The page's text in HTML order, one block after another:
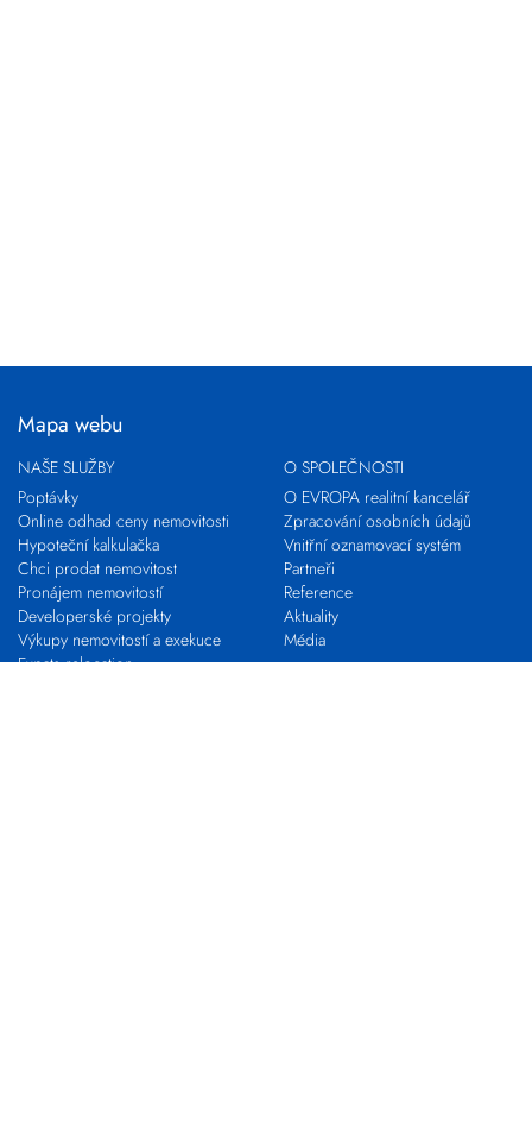
Mapa webu
NAŠE SLUŽBY
Poptávky
Online odhad ceny nemovitosti
Hypoteční kalkulačka
Chci prodat nemovitost
Pronájem nemovitostí
Developerské projekty
Výkupy nemovitostí a exekuce
Expats relocation
O SPOLEČNOSTI
O EVROPA realitní kancelář
Zpracování osobních údajů
Vnitřní oznamovací systém
Partneři
Reference
Aktuality
Média